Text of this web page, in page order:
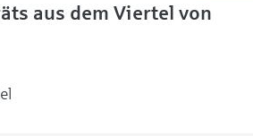
aus dem Viertel von